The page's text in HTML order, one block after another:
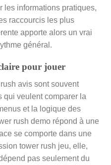
les informations pratiques,
raccourcis les plus
apporte alors un vrai
général.
pour jouer
avis sont souvent
qui veulent comparer la
et la logique des
rush demo répond à une
se comporte dans une
tower rush jeu, elle,
pas seulement du